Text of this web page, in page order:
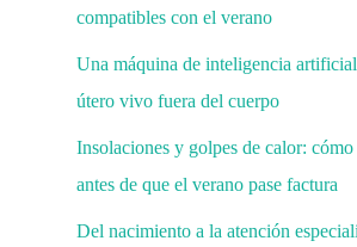
compatibles con el verano
Una máquina de inteligencia
útero vivo fuera del cuerpo
Insolaciones y golpes de calor:
antes de que el verano pase factura
Del nacimiento a la atención